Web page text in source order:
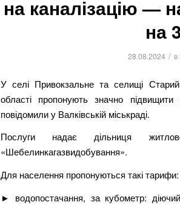
на каналізацію —
на
28.08.2024 / в
У селі Привокзальне та селищі Старий
області пропонують значно
повідомили у Валківській міськраді.
Послуги надає дільниця
«Шебелинкагазвидобування».
Для населення пропонуються такі тарифи:
► водопостачання, за кубометр: